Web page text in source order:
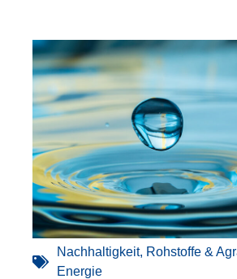
Nachhaltigkeit, Rohstoffe &
Energie